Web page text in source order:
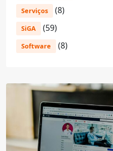
Serviços (8)
SiGA (59)
Software (8)